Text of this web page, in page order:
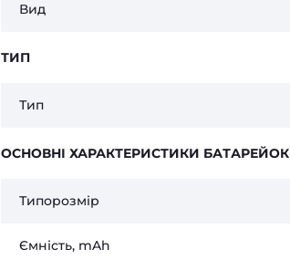
Вид
ТИП
Тип
ОСНОВНІ ХАРАКТЕРИСТИКИ БАТАРЕЙОК
Типорозмір
Ємність, mAh